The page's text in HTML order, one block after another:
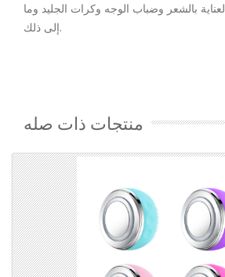
بالشعر وضباب الوجه وكرات الجليد وما
إلى ذلك.
منتجات ذات صله